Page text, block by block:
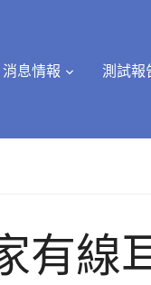
消息情報 測試報
線耳